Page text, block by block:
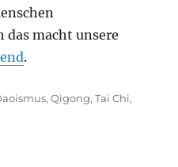
das macht unsere
.
,Qigong,Tai Chi,